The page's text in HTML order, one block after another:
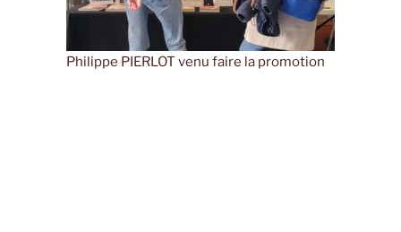
Philippe PIERLOT venu faire la promotion